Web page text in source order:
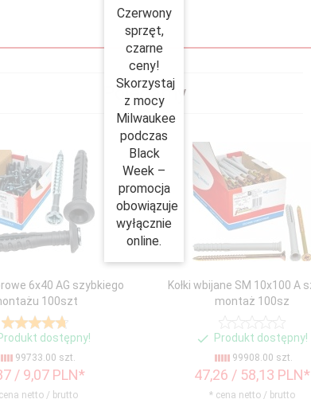
Polecamy
6x40 AG szybkiego
100szt
dostępny!
99733.00 szt.
/ 9,07 PLN*
netto / brutto
Kołki wbijane SM 10x100 A
montaż 100sz
Produkt dostępny!
99908.00 szt.
47,26 / 58,13 PLN*
* cena netto / brutto
Czerwony
sprzęt,
czarne
ceny!
Skorzystaj
z mocy
Milwaukee
podczas
Black
Week –
promocja
obowiązuje
wyłącznie
online.